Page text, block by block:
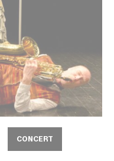
CONCERT